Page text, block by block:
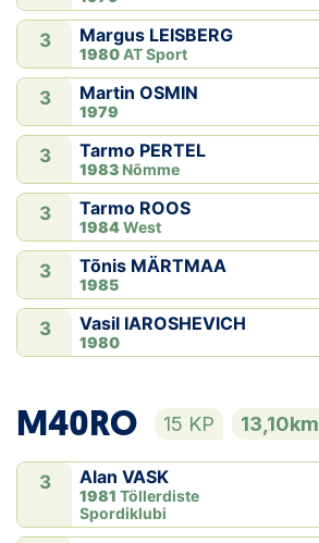
3 Margus LEISBERG
1980AT Sport
3 Martin OSMIN
1979
3 Tarmo PERTEL
1983 Nõmme
3 Tarmo ROOS
1984West
3 Tõnis MÄRTMAA
1985
3 Vasil IAROSHEVICH
1980
M40RO 15 KP 13,10km
3 Alan VASK
1981 Töllerdiste
Spordiklubi